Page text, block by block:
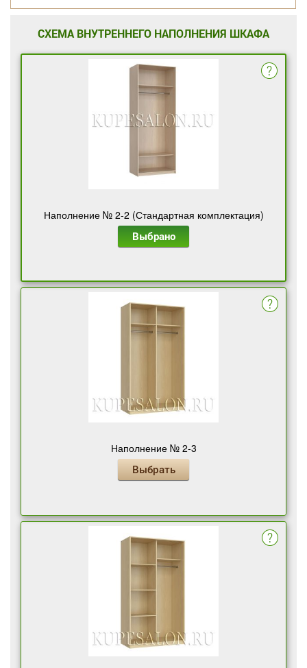
СХЕМА ВНУТРЕННЕГО НАПОЛНЕНИЯ ШКАФА
Наполнение № 2-2 (Стандартная комплектация)
Выбрано
Наполнение № 2-3
Выбрать